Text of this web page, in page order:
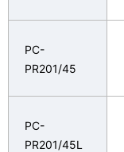
PC-
PR201/45
PC-
PR201/45L